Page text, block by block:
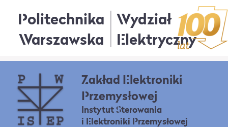
Politechnika
Warszawska
Wydział
Elektryczny
Zakład Elektroniki
Przemysłowej
Instytut Sterowania
i Elektroniki Przemysłowej